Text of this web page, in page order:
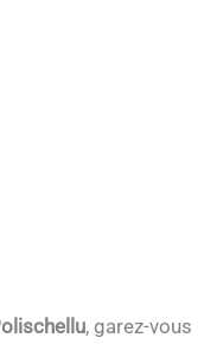
, garez-vous